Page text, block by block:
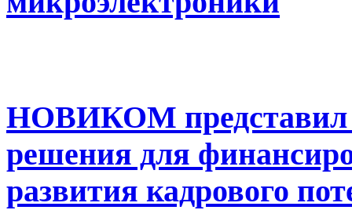
НОВИКОМ
решения для
развития кадрового